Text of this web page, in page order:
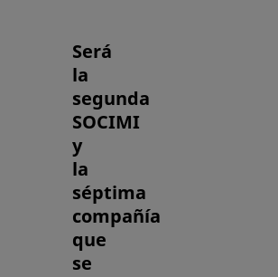
Será
la
segunda
SOCIMI
y
la
séptima
compañía
que
se